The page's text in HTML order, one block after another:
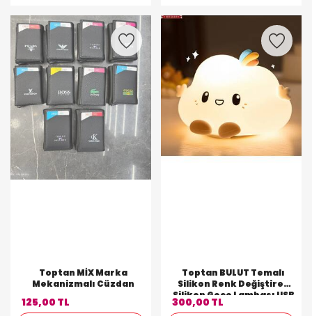
Toptan MİX Marka
Mekanizmalı Cüzdan
125,00 TL
Toptan BULUT Temalı
Silikon Renk Değiştiren
Silikon Gece Lambası USB
Şarjlı
300,00 TL